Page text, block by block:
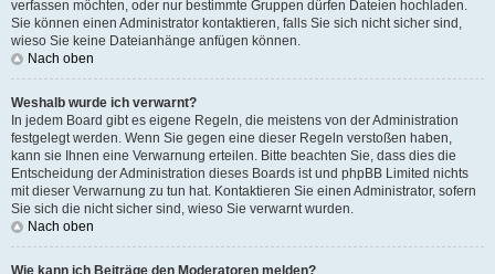
verfassen möchten, oder nur bestimmte Gruppen dürfen Dateien hochladen.
Sie können einen Administrator kontaktieren, falls Sie sich nicht sicher sind,
wieso Sie keine Dateianhänge anfügen können.
Nach oben
Weshalb wurde ich verwarnt?
In jedem Board gibt es eigene Regeln, die meistens von der Administration
festgelegt werden. Wenn Sie gegen eine dieser Regeln verstoßen haben,
kann sie Ihnen eine Verwarnung erteilen. Bitte beachten Sie, dass dies die
Entscheidung der Administration dieses Boards ist und phpBB Limited nichts
mit dieser Verwarnung zu tun hat. Kontaktieren Sie einen Administrator, sofern
Sie sich die nicht sicher sind, wieso Sie verwarnt wurden.
Nach oben
Wie kann ich Beiträge den Moderatoren melden?